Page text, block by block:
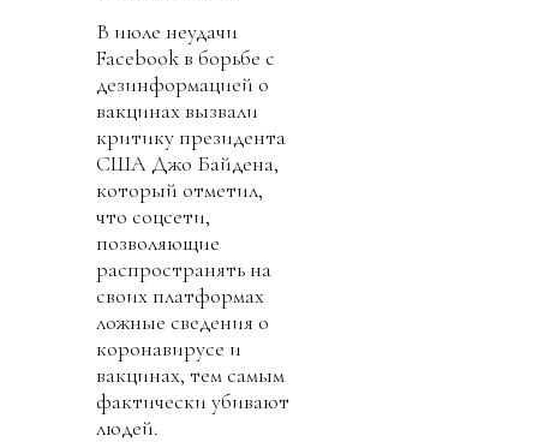
В июле неудачи
Facebook в борьбе с
дезинформацией о
вакцинах вызвали
критику президента
США Джо Байдена,
который отметил,
что соцсети,
позволяющие
распространять на
своих платформах
ложные сведения о
коронавирусе и
вакцинах, тем самым
фактически убивают
людей.